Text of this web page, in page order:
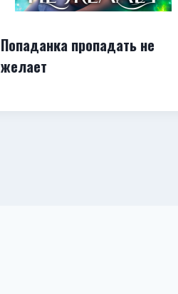
Попаданка пропадать не
желает